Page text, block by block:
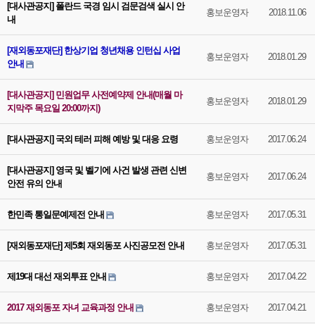
[대사관공지] 폴란드 국경 임시 검문검색 실시 안
내
홍보운영자 2018.11.06
[재외동포재단] 한상기업 청년채용 인턴십 사업
안내
홍보운영자 2018.01.29
[대사관공지] 민원업무 사전예약제 안내(매월 마
지막주 목요일 20:00까지)
홍보운영자 2018.01.29
[대사관공지] 국외 테러 피해 예방 및 대응 요령 홍보운영자 2017.06.24
[대사관공지] 영국 및 벨기에 사건 발생 관련 신변
안전 유의 안내
홍보운영자 2017.06.24
한민족 통일문예제전 안내 홍보운영자 2017.05.31
[재외동포재단] 제5회 재외동포 사진공모전 안내 홍보운영자 2017.05.31
제19대 대선 재외투표 안내 홍보운영자 2017.04.22
2017 재외동포 자녀 교육과정 안내 홍보운영자 2017.04.21